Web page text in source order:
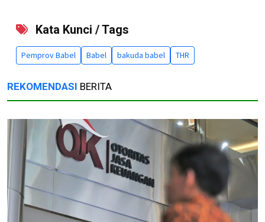
Kata Kunci / Tags
Pemprov Babel Babel bakuda babel THR
REKOMENDASI BERITA